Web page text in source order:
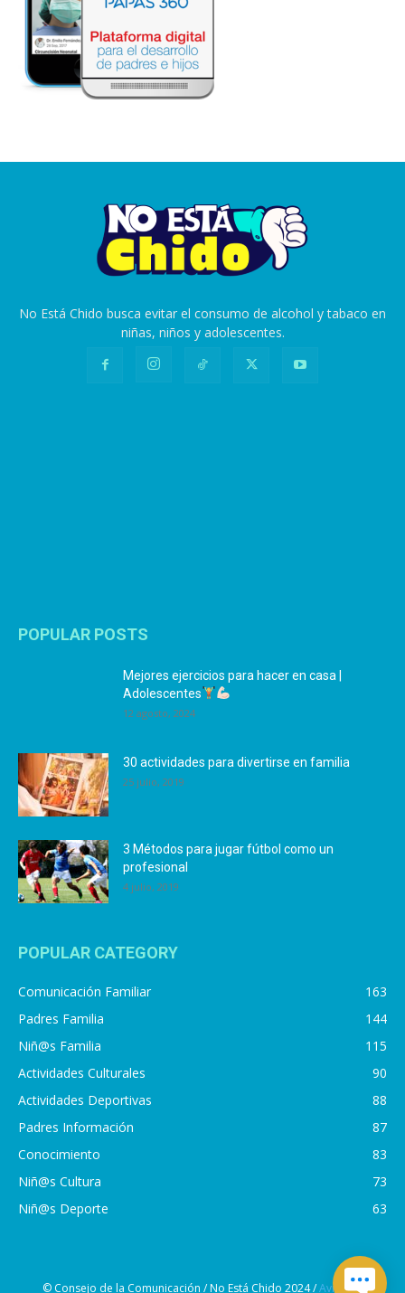
No Está Chido busca evitar el consumo de alcohol y tabaco en
niñas, niños y adolescentes.
POPULAR POSTS
Mejores ejercicios para hacer en casa |
Adolescentes
12 agosto, 2024
30 actividades para divertirse en familia
25 julio, 2019
3 Métodos para jugar fútbol como un
profesional
4 julio, 2019
POPULAR CATEGORY
Comunicación Familiar
163
Padres Familia
144
Niñ@s Familia
115
Actividades Culturales
90
Actividades Deportivas
88
Padres Información
87
Conocimiento
83
Niñ@s Cultura
73
Niñ@s Deporte
63
© Consejo de la Comunicación / No Está Chido 2024 /Aviso de